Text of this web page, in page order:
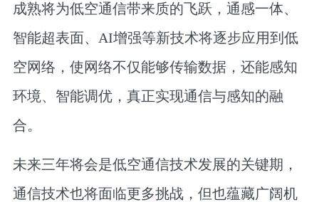
成熟将为低空通信带来质的飞跃， 通感一体、
智能超表面、AI增强等新技术将逐步应用到低
空网络，使网络不仅能够传输数据，还能感知
环境、智能调优，真正实现通信与感知的融
合。
未来三年将会是低空通信技术发展的关键期，
通信技术也将面临更多挑战，但也蕴藏广阔机